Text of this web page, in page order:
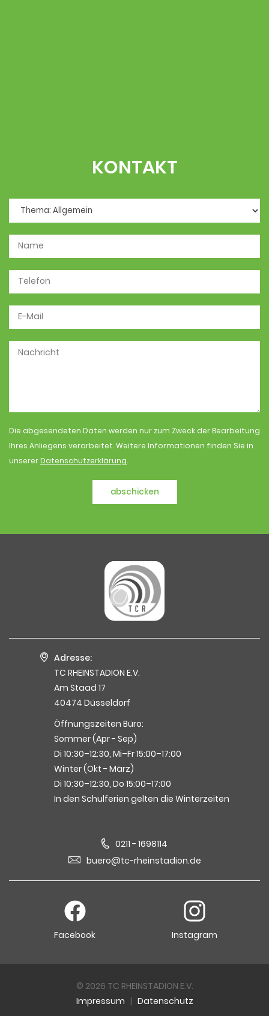
KONTAKT
Die abgesendeten Daten werden nur zum Zweck der Bearbeitung
Ihres Anliegens verarbeitet. Weitere Informationen finden Sie in
unsererDatenschutzerklärung.
abschicken
Adresse:
TC RHEINSTADION E.V.
Am Staad 17
40474 Düsseldorf
Öffnungszeiten Büro:
Sommer (Apr - Sep)
Di 10:30–12:30, Mi–Fr 15:00–17:00
Winter (Okt - März)
Di 10:30–12:30, Do 15:00–17:00
In den Schulferien gelten die Winterzeiten
0211 - 1698114
buero@tc-rheinstadion.de
Facebook Instagram
© 2026 TC RHEINSTADION E.V.
Impressum | Datenschutz